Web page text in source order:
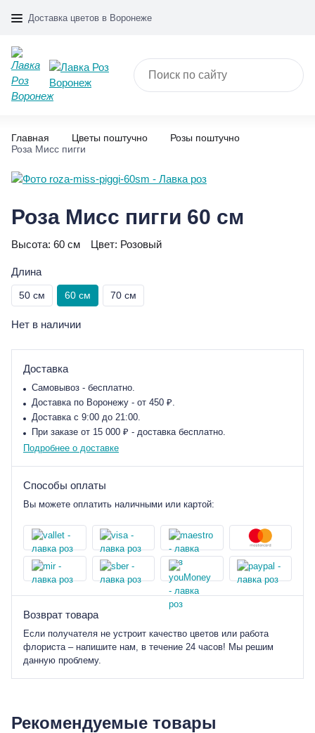
Доставка цветов в Воронеже
Главная Цветы поштучно
Розы поштучно
Роза Мисс пигги
Роза Мисс пигги 60 см
Высота: 60 см Цвет: Розовый
Длина
50 см 60 см 70 см
Нет в наличии
Доставка
Самовывоз - бесплатно.
Доставка по Воронежу - от 450 ₽.
Доставка с 9:00 до 21:00.
При заказе от 15 000 ₽ - доставка бесплатно.
Подробнее о доставке
Способы оплаты
Вы можете оплатить наличными или картой:
Возврат товара
Если получателя не устроит качество цветов или работа
флориста – напишите нам, в течение 24 часов! Мы решим
данную проблему.
Рекомендуемые товары